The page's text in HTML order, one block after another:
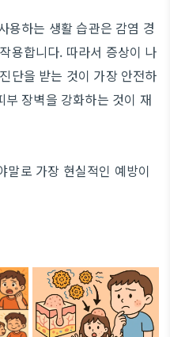
용하는 생활 습관은 감염 경
용합니다. 따라서 증상이 나
단을 받는 것이 가장 안전하
장벽을 강화하는 것이 재
말로 가장 현실적인 예방이